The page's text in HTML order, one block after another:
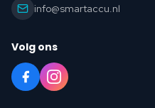
info@smartaccu.nl
Volg ons